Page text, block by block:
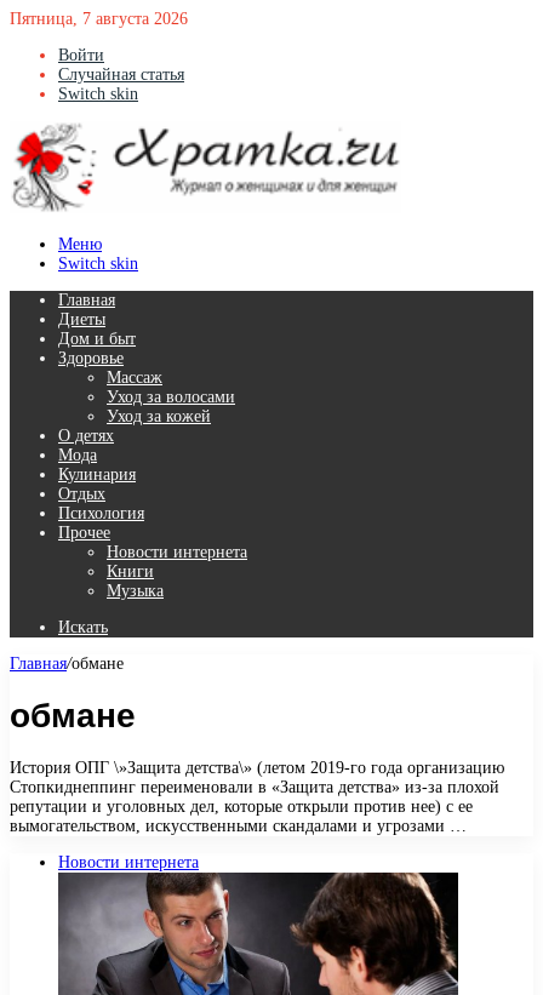
Пятница, 7 августа 2026
Войти
Случайная статья
Switch skin
Меню
Switch skin
Главная
Диеты
Дом и быт
Здоровье
Массаж
Уход за волосами
Уход за кожей
О детях
Мода
Кулинария
Отдых
Психология
Прочее
Новости интернета
Книги
Музыка
Искать
Главная/обмане
обмане
История ОПГ \»Защита детства\» (летом 2019-го года организацию
Стопкиднеппинг переименовали в «Защита детства» из-за плохой
репутации и уголовных дел, которые открыли против нее) с ее
вымогательством, искусственными скандалами и угрозами …
Новости интернета